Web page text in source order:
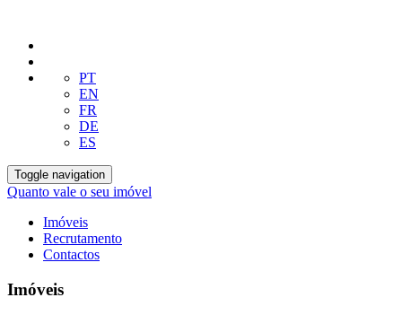
PT
EN
FR
DE
ES
Toggle navigation
Quanto vale o seu imóvel
Imóveis
Recrutamento
Contactos
Imóveis